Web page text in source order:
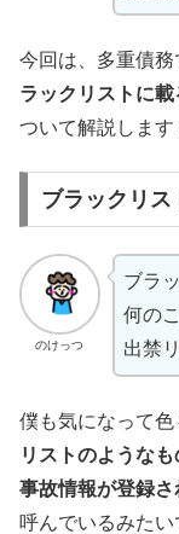
今回は、多重債
ラックリストに載
ついて解説します
ブラックリス
のけっつ
ブラ
何の
出禁
僕も気になって色
リストのような
事故情報が登録さ
呼んでいるみたい